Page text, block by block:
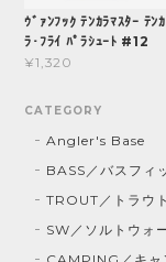
ｳﾞｧﾝﾌｯｸ ﾃﾝｶﾗﾏｽﾀｰ ﾃﾝｶ
ﾗ･ﾌﾗｲ ﾊﾟﾗｼｭｰﾄ #12
¥1,320
CATEGORY
Angler's Base
BASS／バスフィ
TROUT／トラウ
SW／ソルトウォ